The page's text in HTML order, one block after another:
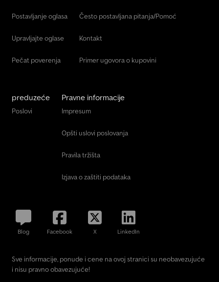
Postavljanje oglasa
Upravljajte oglase
Pečat poverenja
Često postavljana pitanja/Pomoć
Kontakt
Primer ugovora o kupovini
preduzeće
Poslovi
Pravne informacije
Impresum
Opšti uslovi poslovanja
Pravila tržišta
Izjava o zaštiti podataka
Blog Facebook X LinkedIn
Sve informacije, ponude i cene na ovoj stranici su neobavezujuće
i nisu pravno obavezujuće!